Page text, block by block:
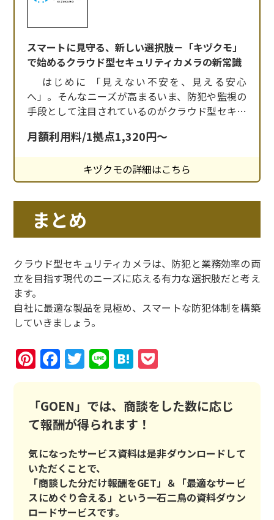
スマートに見守る、新しい選択肢－「キヅクモ」
で始めるクラウド型セキュリティカメラの新常識
はじめに 「見えない不安を、見える安心
へ」。そんなニーズが高まるいま、防犯や監視の
手段として注目されているのがクラウド型セキュ
と、こんな悩みを感じたことはありませんか？
「設定が面倒そう」「通信が不安定になりそう」
「月額費用が高そう」…。 そんなモヤモヤを、す
っきり解消してくれるのがキヅクモ。シンプルな
使いやす
月額利用料/1拠点1,320円～
キヅクモの詳細はこちら
まとめ
クラウド型セキュリティカメラは、防犯と業務効率の両
立を目指す現代のニーズに応える有力な選択肢だと考え
ます。
自社に最適な製品を見極め、スマートな防犯体制を構築
していきましょう。
Pinterest
Facebook
Twitter
LineHatena
「GOEN」では、商談をした数に応じ
て報酬が得られます！
気になったサービス資料は是非ダウンロードして
いただくことで、
「商談した分だけ報酬をGET」＆「最適なサービ
スにめぐり合える」という一石二鳥の資料ダウン
ロードサービスです。